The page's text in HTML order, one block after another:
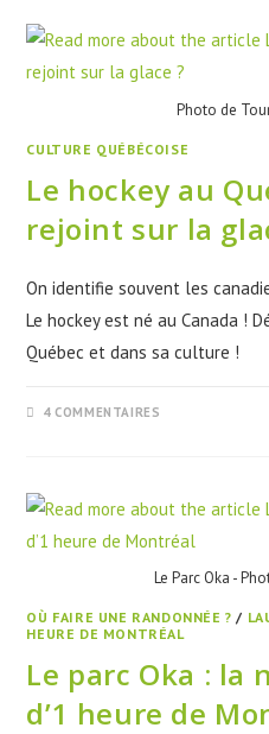
Photo de
CULTURE QUÉBÉCOISE
Le hockey au
rejoint sur la
On identifie souvent les
Le hockey est né au Canada !
Québec et dans sa culture !
4 COMMENTAIRES
Le Parc Oka -
OÙ FAIRE UNE RANDONNÉE ? /
HEURE DE MONTRÉAL
Le parc Oka : la
d’1 heure de